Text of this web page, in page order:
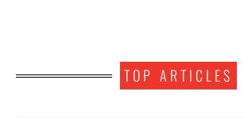
TOP ARTICLES